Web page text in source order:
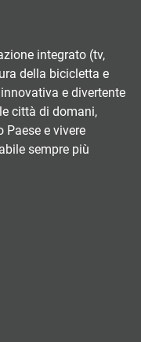
integrato (tv,
della bicicletta e
e divertente
città di domani,
Paese e vivere
sempre più